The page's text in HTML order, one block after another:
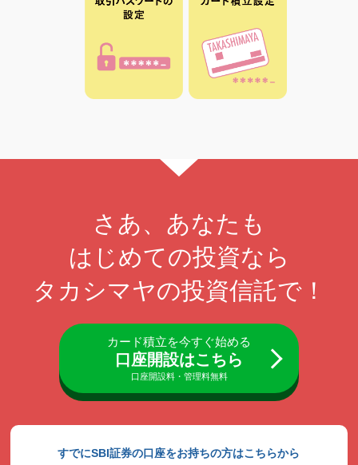
さあ、あなたも
はじめての投資なら
タカシマヤの投資信託で！
カード積立を今すぐ始める
口座開設はこちら
口座開設料・管理料無料
すでにSBI証券の口座をお持ちの方はこちらから